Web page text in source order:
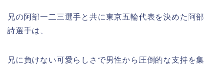
兄の阿部一二三選手と共に東京五輪代表を決めた阿部
詩選手は、
兄に負けない可愛らしさで男性から圧倒的な支持を集